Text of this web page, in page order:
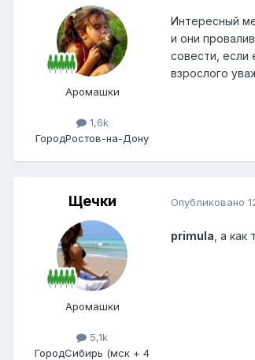
Аромашки
1,6k
ГородРостов-на-Дону
Интересный
и они
совести, если
взрослого
Щечки
Аромашки
5,1k
ГородСибирь (мск + 4
Опубликовано
primula , а